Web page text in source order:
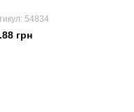
54834
грн